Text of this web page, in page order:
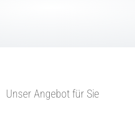
Unser Angebot für Sie